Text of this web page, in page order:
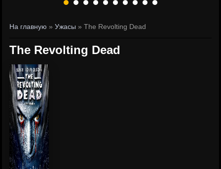
На главную »Ужасы » The Revolting Dead
The Revolting Dead